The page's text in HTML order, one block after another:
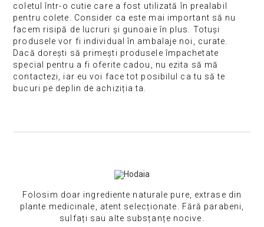
coletul într-o cutie care a fost utilizată în prealabil
pentru colete. Consider ca este mai important să nu
facem risipă de lucruri și gunoaie în plus. Totuși
produsele vor fi individual în ambalaje noi, curate.
Dacă dorești să primești produsele împachetate
special pentru a fi oferite cadou, nu ezita să mă
contactezi, iar eu voi face tot posibilul ca tu să te
bucuri pe deplin de achiziția ta.
Folosim doar ingrediente naturale pure, extrase din
plante medicinale, atent selecționate. Fără parabeni,
sulfați sau alte subsțanțe nocive.